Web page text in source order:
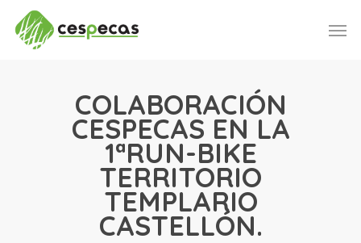
main
COLABORACIÓN
CESPECAS EN LA
1ªRUN-BIKE
TERRITORIO
TEMPLARIO
CASTELLÓN.